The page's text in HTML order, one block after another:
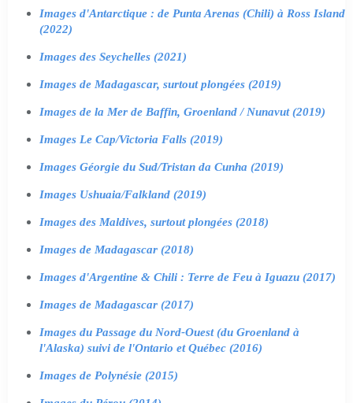
Images d'Antarctique : de Punta Arenas (Chili) à Ross Island
(2022)
Images des Seychelles (2021)
Images de Madagascar, surtout plongées (2019)
Images de la Mer de Baffin, Groenland / Nunavut (2019)
Images Le Cap/Victoria Falls (2019)
Images Géorgie du Sud/Tristan da Cunha (2019)
Images Ushuaia/Falkland (2019)
Images des Maldives, surtout plongées (2018)
Images de Madagascar (2018)
Images d'Argentine & Chili : Terre de Feu à Iguazu (2017)
Images de Madagascar (2017)
Images du Passage du Nord-Ouest (du Groenland à
l'Alaska) suivi de l'Ontario et Québec (2016)
Images de Polynésie (2015)